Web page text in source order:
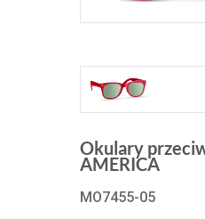
Okulary
AMERICA
MO7455-05